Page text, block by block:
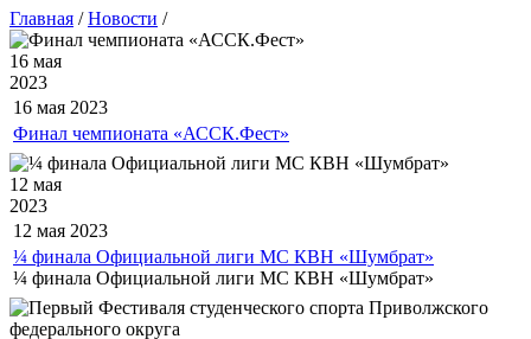
Главная /Новости /
16 мая
2023
16 мая 2023
Финал чемпионата «АССК.Фест»
12 мая
2023
12 мая 2023
¼ финала Официальной лиги МС КВН «Шумбрат»
¼ финала Официальной лиги МС КВН «Шумбрат»